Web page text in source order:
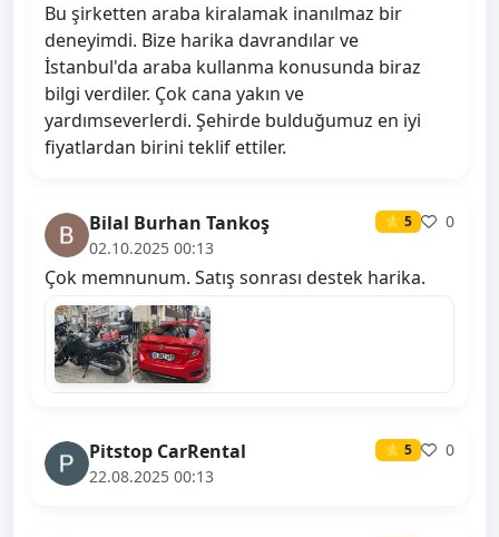
Bu şirketten araba kiralamak inanılmaz bir
deneyimdi. Bize harika davrandılar ve
İstanbul'da araba kullanma konusunda biraz
bilgi verdiler. Çok cana yakın ve
yardımseverlerdi. Şehirde bulduğumuz en iyi
fiyatlardan birini teklif ettiler.
Bilal Burhan Tankoş ⭐ 5
0
02.10.2025 00:13
Çok memnunum. Satış sonrası destek harika.
Pitstop CarRental ⭐ 5
0
22.08.2025 00:13